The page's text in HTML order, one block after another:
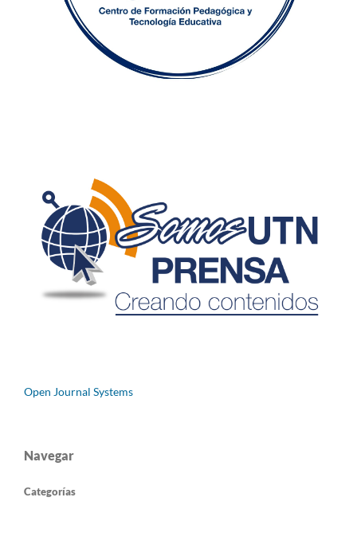
Open Journal Systems
Navegar
Categorías